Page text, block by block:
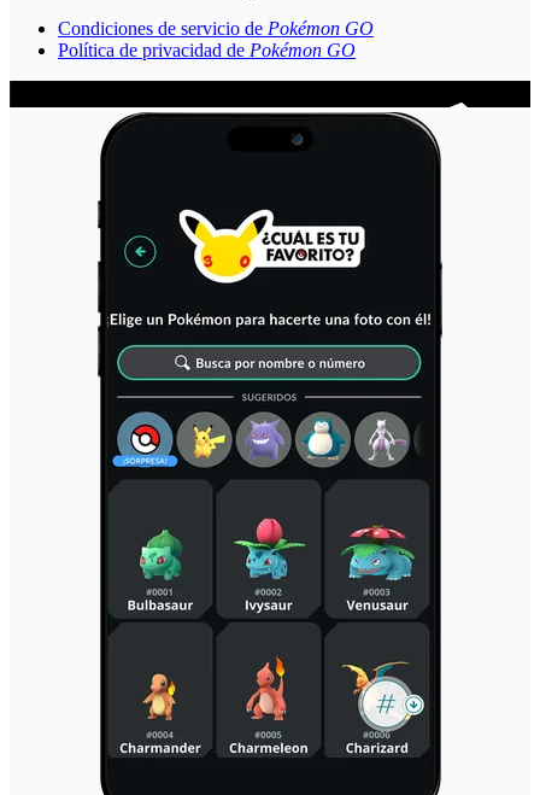
Condiciones de servicio de Pokémon GO
Política de privacidad de Pokémon GO